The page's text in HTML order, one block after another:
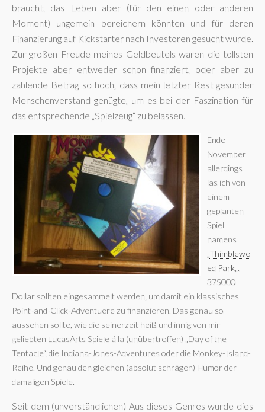
braucht, das Leben aber (für den einen oder anderen
Moment) ungemein bereichern könnten und für deren
Finanzierung auf Kickstarter nach Investoren gesucht wurde.
Zur großen Freude meines Geldbeutels waren die tollsten
Projekte aber entweder schon finanziert, oder aber zu
zahlende Betrag so hoch, dass mein letzter Rest gesunder
Menschenverstand genügte, um es bei der Faszination für
das entsprechende „Spielzeug“ zu belassen.
Ende
November
allerdings
las ich von
einem
geplanten
Spiel
namens
Thimblewe
ed Park „.
375000
Dollar sollten eingesammelt werden, um damit ein klassisches
Point-and-Click-Adventuere zu finanzieren. Das genau so
aussehen sollte, wie die seinerzeit heiß und innig von mir
geliebten LucasArts Spiele á la (unübertroffen) „Day of the
Tentacle“, die Indiana-Jones-Adventures oder die Monkey-Island-
Reihe. Und genau den gleichen (absolut schrägen) Humor der
damaligen Spiele.
Seit dem (unverständlichen) Aus dieses Genres wurde dies